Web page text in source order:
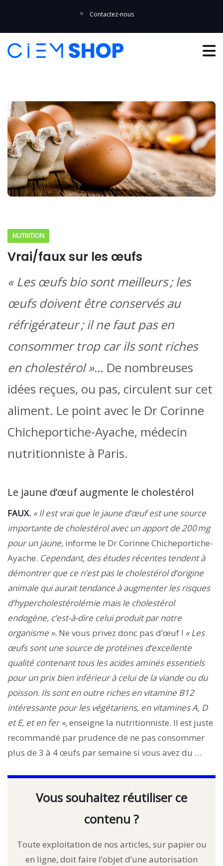
Contactez-nous
NUTRITION
Vrai/faux sur les œufs
« Les œufs bio sont meilleurs ; les
œufs doivent être conservés au
réfrigérateur ; il ne faut pas en
consommer trop car ils sont riches
en cholestérol »… De nombreuses
idées reçues, ou pas, circulent sur cet
aliment. Le point avec le Dr Corinne
Chicheportiche-Ayache, médecin
nutritionniste à Paris.
Le jaune d’œuf augmente le cholestérol
FAUX. « Il est vrai que le jaune d’œuf est une source
importante de cholestérol avec un apport de 200 mg
pour un jaune, informe le Dr Corinne Chicheportiche-
Ayache. Cependant, des études récentes tendent à
démontrer que ce n’est pas le cholestérol d’origine
animale qui aurait tendance à augmenter les risques
d’hypercholestérolémie mais le cholestérol
endogène, c’est-à-dire celui produit par notre
organisme ». Ne vous privez donc pas d’œuf ! « Les
œufs sont une source de protéines d’excellente
qualité contenant tous les acides aminés essentiels
pour un prix bien inférieur à celui de la viande ou du
poisson. Ils sont en outre riches en vitamine B12
intéressante pour les végétariens, en vitamines A, D
et E, et en fer »,enseigne la nutritionniste. Il est juste
recommandé par prudence de ne pas consommer
plus de 3 à 4 œufs par semaine si vous avez du …
Vous souhaitez réutiliser ce
contenu ?
Toute exploitation de nos articles, sur papier ou
en ligne, doit faire l’objet d’une autorisation